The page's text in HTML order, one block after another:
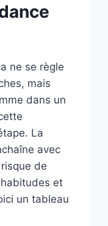
ne se règle
mais
dans un
La
avec
de
et
un tableau